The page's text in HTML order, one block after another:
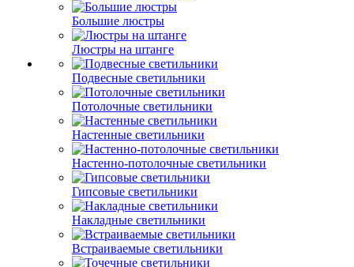
Большие люстры
Люстры на штанге
Подвесные светильники
Потолочные светильники
Настенные светильники
Настенно-потолочные светильники
Гипсовые светильники
Накладные светильники
Встраиваемые светильники